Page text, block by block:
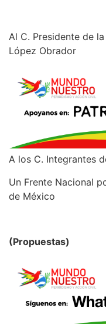
Al C. Presidente de
López Obrador
A los C. Integrantes
Un Frente Nacional
de México
(Propuestas)